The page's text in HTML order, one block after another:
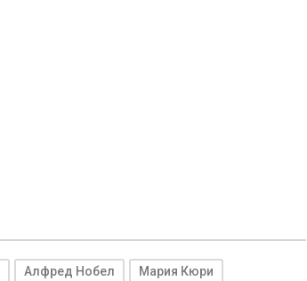
Алфред Нобел Мария Кюри